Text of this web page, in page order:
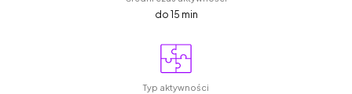
do 15 min
Typ aktywności